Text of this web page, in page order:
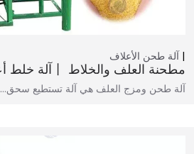
آلة طحن الأعلاف
مطحنة العلف والخلاط 丨آلة خلط أعلاف الدواجن
آلة طحن ومزج العلف هي آلة تستطيع سحق…